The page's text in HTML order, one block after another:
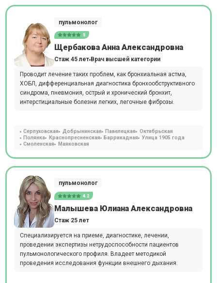
пульмонолог
5
Щербакова Анна Александровна
Стаж 45 лет Врач высшей категории
Проводит лечение таких проблем, как бронхиальная астма,
ХОБЛ, дифференциальная диагностика бронхообструктивного
синдрома, пневмония, острый и хронический бронхит,
интерстициальные болезни легких, легочные фиброзы.
Серпуховская Добрынинская Павелецкая
Октябрьская
Полянка
Краснопресненская Баррикадная
Улица 1905 года
Смоленская
Маяковская
пульмонолог
4.2
Малышева Юлиана Александровна
Стаж 25 лет
Специализируется на приеме, диагностике, лечении,
проведении экспертизы нетрудоспособности пациентов
пульмонологического профиля. Владеет методикой
проведения исследования функции внешнего дыхания.